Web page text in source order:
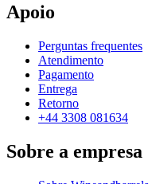
Apoio
Perguntas frequentes
Atendimento
Pagamento
Entrega
Retorno
+44 3308 081634
Sobre a empresa